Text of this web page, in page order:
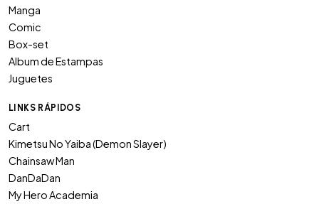
Manga
Comic
Box-set
Album de Estampas
Juguetes
LINKS RÁPIDOS
Cart
Kimetsu No Yaiba (Demon Slayer)
Chainsaw Man
DanDaDan
My Hero Academia